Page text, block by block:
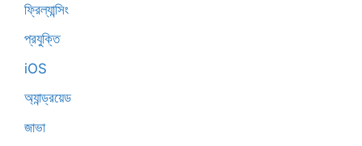
ফ্রিল্যান্সিং
প্রযুক্তি
iOS
অ্যান্ড্রয়েড
জাভা